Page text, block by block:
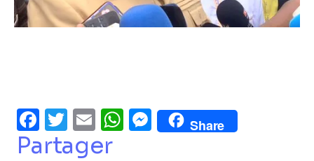
Facebook
Twitter
EmailWhatsApp
Messenger
Share
Partager